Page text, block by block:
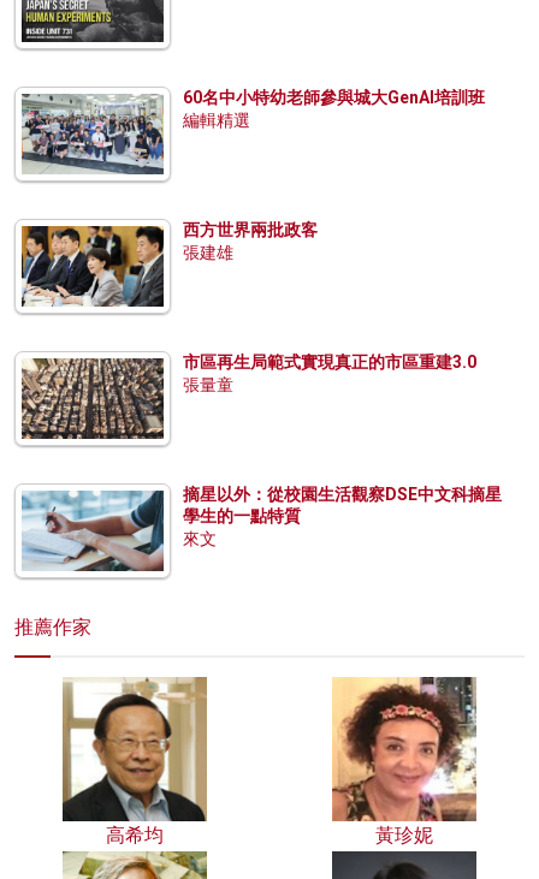
60名中小特幼老師參與城大GenAI培訓班
編輯精選
西方世界兩批政客
張建雄
市區再生局範式實現真正的市區重建3.0
張量童
摘星以外：從校園生活觀察DSE中文科摘星
學生的一點特質
來文
推薦作家
高希均 黃珍妮